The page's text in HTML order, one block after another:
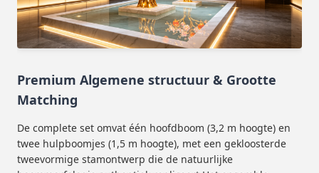
Premium Algemene structuur & Grootte
Matching
De complete set omvat één hoofdboom (3,2 m hoogte) en
twee hulpboomjes (1,5 m hoogte), met een gekloosterde
tweevormige stamontwerp die de natuurlijke